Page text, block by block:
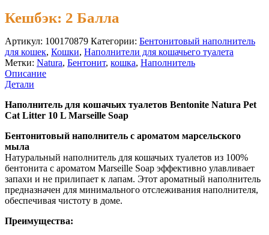
Кешбэк: 2 Балла
Артикул: 100170879 Категории: Бентонитовый наполнитель
для кошек, Кошки, Наполнители для кошачьего туалета
Метки: Natura, Бентонит, кошка, Наполнитель
Описание
Детали
Наполнитель для кошачьих туалетов Bentonite Natura Pet
Cat Litter 10 L Marseille Soap
Бентонитовый наполнитель с ароматом марсельского
мыла
Натуральный наполнитель для кошачьих туалетов из 100%
бентонита с ароматом Marseille Soap эффективно улавливает
запахи и не прилипает к лапам. Этот ароматный наполнитель
предназначен для минимального отслеживания наполнителя,
обеспечивая чистоту в доме.
Преимущества: